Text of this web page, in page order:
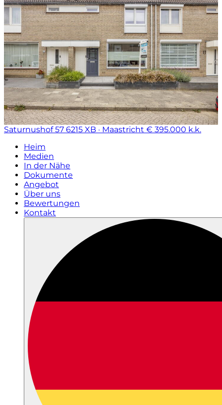
Saturnushof 57 6215 XB · Maastricht € 395.000 k.k.
Heim
Medien
In der Nähe
Dokumente
Angebot
Über uns
Bewertungen
Kontakt